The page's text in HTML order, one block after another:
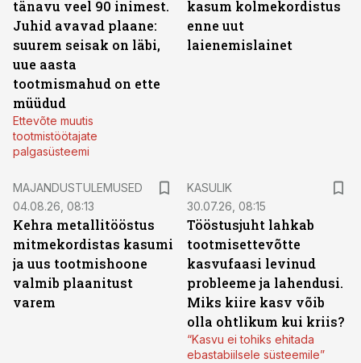
tänavu veel 90 inimest.
Juhid avavad plaane:
suurem seisak on läbi,
uue aasta
tootmismahud on ette
müüdud
Ettevõte muutis
tootmistöötajate
palgasüsteemi
kasum kolmekordistus
enne uut
laienemislainet
MAJANDUSTULEMUSED
04.08.26, 08:13
Kehra metallitööstus
mitmekordistas kasumi
ja uus tootmishoone
valmib plaanitust
varem
KASULIK
30.07.26, 08:15
Tööstusjuht lahkab
tootmisettevõtte
kasvufaasi levinud
probleeme ja lahendusi.
Miks kiire kasv võib
olla ohtlikum kui kriis?
“Kasvu ei tohiks ehitada
ebastabiilsele süsteemile”